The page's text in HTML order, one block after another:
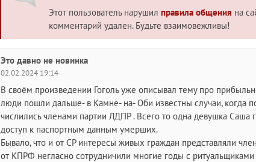
Этот пользователь нарушил правила общения на
комментарий удален. Будьте взаимовежливы!
Это давно не новинка
02.02.2024 19:14
В своём произведении Гоголь уже описывал тему про
люди пошли дальше- в Камне- на- Оби известны случаи, когда
числились членами партии ЛДПР . Всего то одна девушка Саша
доступ к паспортным данным умерших.
Бывало, что и от СР интересы живых граждан представляли
от КПРФ негласно сотрудничили многие годы с